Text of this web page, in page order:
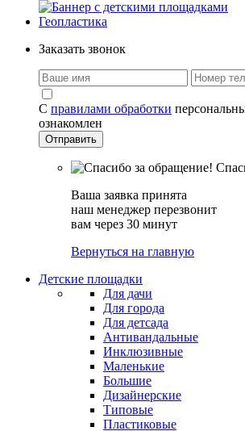
Геопластика
Заказать звонок
С правилами обработки
ознакомлен
Ваша заявка принята
наш менеджер перезвонит
вам через 30 минут
Вернуться на главную
Детские площадки
Для дачи
Для города
Для детсада
Антивандальные
Инклюзивные
Маленькие
Большие
Дизайнерские
Типовые
Пластиковые